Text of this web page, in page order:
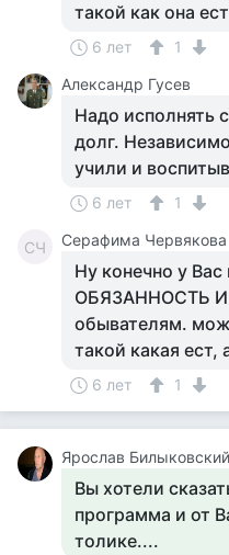
такой как она
6 лет
1
Александр Гусев
Надо исполнять
долг.
учили и
6 лет 1
СЧ Серафима Червякова
Ну конечно у
ОБЯЗАННОСТЬ И
обывателям.
такой какая
6 лет 1
Ярослав Билыковский
Вы хотели
программа и от
толике....